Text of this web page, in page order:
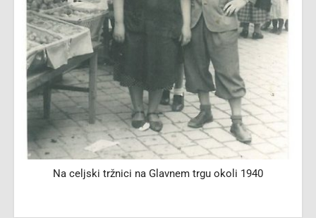
Na celjski tržnici na Glavnem trgu okoli 1940